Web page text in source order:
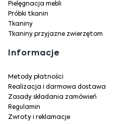
Pielęgnacja mebli
Próbki tkanin
Tkaniny
Tkaniny przyjazne zwierzętom
Informacje
Metody płatności
Realizacja i darmowa dostawa
Zasady składania zamówień
Regulamin
Zwroty i reklamacje